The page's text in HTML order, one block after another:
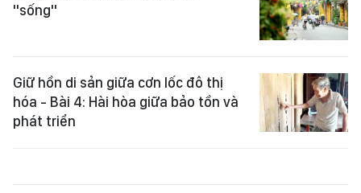
"sống"
Giữ hồn di sản giữa cơn lốc đô thị
hóa - Bài 4: Hài hòa giữa bảo tồn và
phát triển